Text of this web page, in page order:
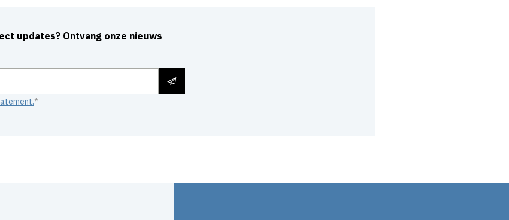
updates? Ontvang onze nieuws